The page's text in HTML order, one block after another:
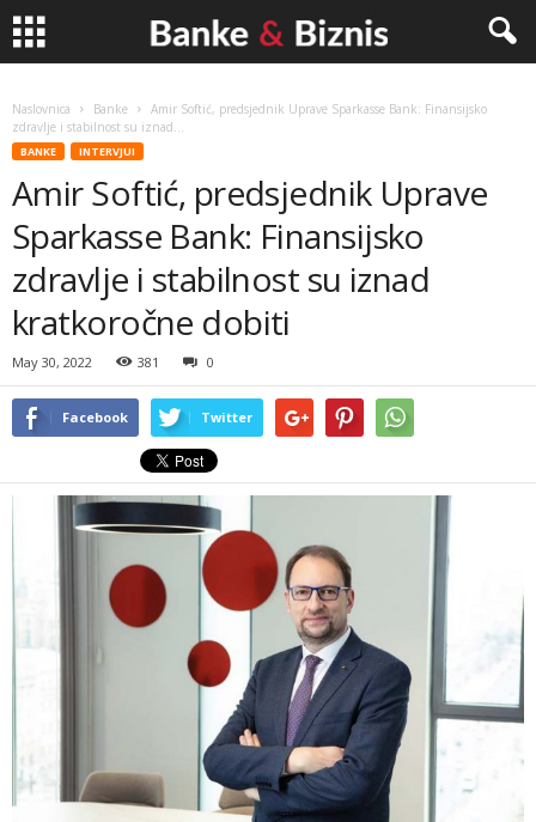
Biznis
Naslovnica Banke
Amir Softić, predsjednik Uprave Sparkasse Bank: Finansijsko
zdravlje i stabilnost su iznad...
BANKE INTERVJUI
Amir Softić, predsjednik Uprave
Sparkasse Bank: Finansijsko
zdravlje i stabilnost su iznad
kratkoročne dobiti
May 30, 2022 381 0
Facebook Twitter